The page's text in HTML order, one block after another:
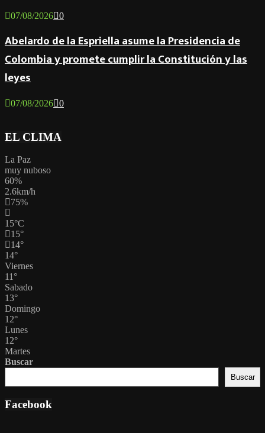
07/08/2026 0
Abelardo de la Espriella asume la Presidencia de
Colombia y promete cumplir la Constitución y las
leyes
07/08/2026 0
EL CLIMA
La Paz
muy nuboso
60%
2.6km/h
75%
15°C
15°
14°
14°
Viernes
11°
Sabado
13°
Domingo
12°
Lunes
12°
Martes
Buscar
Buscar
Facebook